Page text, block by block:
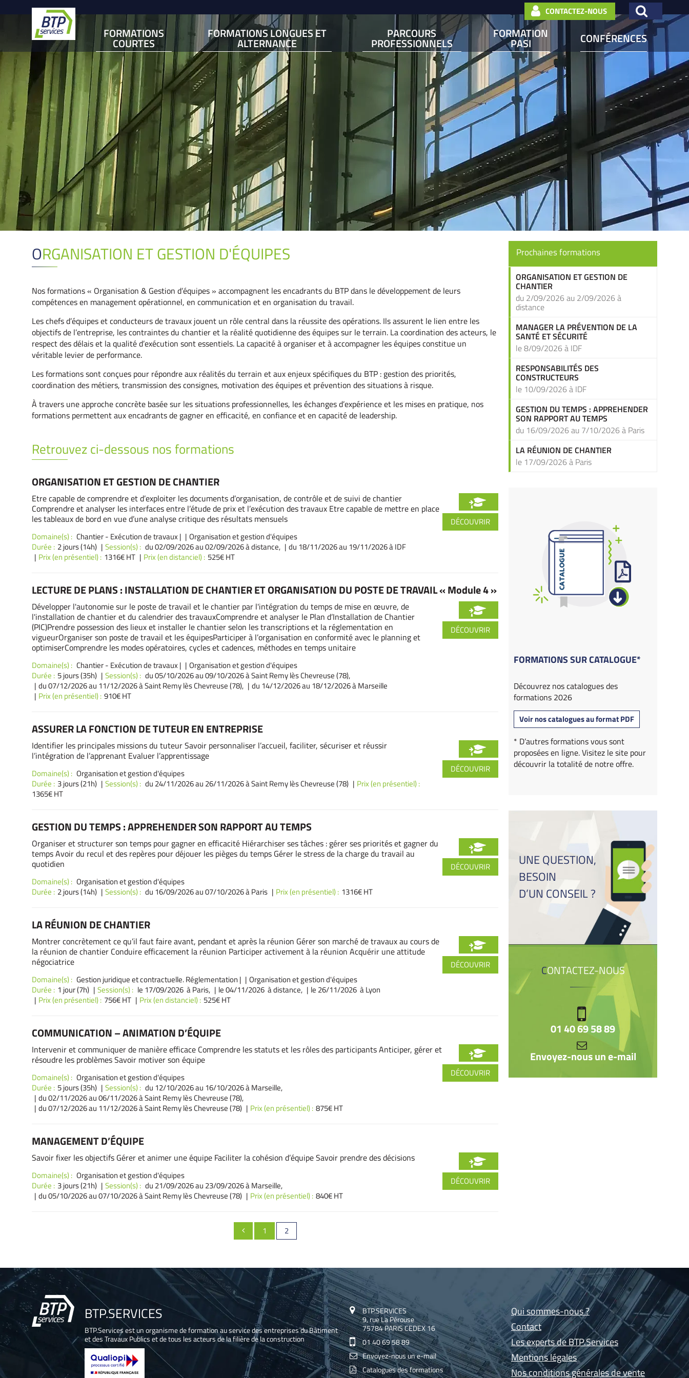
CONTACTEZ-NOUS
FORMATIONS
COURTES
FORMATIONS LONGUES ET
ALTERNANCE
PARCOURS
PROFESSIONNELS
FORMATION
PASI CONFÉRENCES
ORGANISATION ET GESTION D'ÉQUIPES
Nos formations « Organisation & Gestion d’équipes » accompagnent les encadrants du BTP dans le développement de leurs
compétences en management opérationnel, en communication et en organisation du travail.
Les chefs d’équipes et conducteurs de travaux jouent un rôle central dans la réussite des opérations. Ils assurent le lien entre les
objectifs de l’entreprise, les contraintes du chantier et la réalité quotidienne des équipes sur le terrain. La coordination des acteurs, le
respect des délais et la qualité d’exécution sont essentiels. La capacité à organiser et à accompagner les équipes constitue un
véritable levier de performance.
Les formations sont conçues pour répondre aux réalités du terrain et aux enjeux spécifiques du BTP : gestion des priorités,
coordination des métiers, transmission des consignes, motivation des équipes et prévention des situations à risque.
À travers une approche concrète basée sur les situations professionnelles, les échanges d’expérience et les mises en pratique, nos
formations permettent aux encadrants de gagner en efficacité, en confiance et en capacité de leadership.
Retrouvez ci-dessous nos formations
ORGANISATION ET GESTION DE CHANTIER
Etre capable de comprendre et d’exploiter les documents d’organisation, de contrôle et de suivi de chantier
Comprendre et analyser les interfaces entre l’étude de prix et l’exécution des travaux Etre capable de mettre en place
les tableaux de bord en vue d’une analyse critique des résultats mensuels
Domaine(s) : Chantier - Exécution de travaux|
Organisation et gestion d'équipes
Durée : 2 jours (14h) Session(s) : du 02/09/2026au 02/09/2026 à distance, du 18/11/2026au 19/11/2026 à IDF
Prix (en présentiel) : 1316€ HT Prix (en distanciel) : 525€ HT
DÉCOUVRIR
LECTURE DE PLANS : INSTALLATION DE CHANTIER ET ORGANISATION DU POSTE DE TRAVAIL « Module 4 »
Développer l'autonomie sur le poste de travail et le chantier par l'intégration du temps de mise en œuvre, de
l'installation de chantier et du calendrier des travauxComprendre et analyser le Plan d’Installation de Chantier
(PIC)Prendre possession des lieux et installer le chantier selon les transcriptions et la réglementation en
vigueurOrganiser son poste de travail et les équipesParticiper à l’organisation en conformité avec le planning et
optimiserComprendre les modes opératoires, cycles et cadences, méthodes en temps unitaire
Domaine(s) : Chantier - Exécution de travaux|
Organisation et gestion d'équipes
Durée : 5 jours (35h) Session(s) : du 05/10/2026au 09/10/2026 à Saint Remy lès Chevreuse (78),
du 07/12/2026au 11/12/2026 à Saint Remy lès Chevreuse (78), du 14/12/2026au 18/12/2026 à Marseille
Prix (en présentiel) : 910€ HT
DÉCOUVRIR
ASSURER LA FONCTION DE TUTEUR EN ENTREPRISE
Identifier les principales missions du tuteur Savoir personnaliser l’accueil, faciliter, sécuriser et réussir
l’intégration de l’apprenant Evaluer l’apprentissage
Domaine(s) : Organisation et gestion d'équipes
Durée : 3 jours (21h) Session(s) : du 24/11/2026au 26/11/2026 à Saint Remy lès Chevreuse (78)
Prix (en présentiel) :
1365€ HT
DÉCOUVRIR
GESTION DU TEMPS : APPREHENDER SON RAPPORT AU TEMPS
Organiser et structurer son temps pour gagner en efficacité Hiérarchiser ses tâches : gérer ses priorités et gagner du
temps Avoir du recul et des repères pour déjouer les pièges du temps Gérer le stress de la charge du travail au
quotidien
Domaine(s) : Organisation et gestion d'équipes
Durée : 2 jours (14h) Session(s) : du 16/09/2026au 07/10/2026 à Paris Prix (en présentiel) : 1316€ HT
DÉCOUVRIR
LA RÉUNION DE CHANTIER
Montrer concrètement ce qu’il faut faire avant, pendant et après la réunion Gérer son marché de travaux au cours de
la réunion de chantier Conduire efficacement la réunion Participer activement à la réunion Acquérir une attitude
négociatrice
Domaine(s) : Gestion juridique et contractuelle. Réglementation |
Organisation et gestion d'équipes
Durée : 1 jour (7h) Session(s) : le 17/09/2026 à Paris, le 04/11/2026 à distance,
le 26/11/2026 à Lyon
Prix (en présentiel) : 756€ HT Prix (en distanciel) : 525€ HT
DÉCOUVRIR
COMMUNICATION – ANIMATION D’ÉQUIPE
Intervenir et communiquer de manière efficace Comprendre les statuts et les rôles des participants Anticiper, gérer et
résoudre les problèmes Savoir motiver son équipe
Domaine(s) : Organisation et gestion d'équipes
Durée : 5 jours (35h) Session(s) : du 12/10/2026au 16/10/2026 à Marseille,
du 02/11/2026au 06/11/2026 à Saint Remy lès Chevreuse (78),
du 07/12/2026au 11/12/2026 à Saint Remy lès Chevreuse (78) Prix (en présentiel) : 875€ HT
DÉCOUVRIR
MANAGEMENT D’ÉQUIPE
Savoir fixer les objectifs Gérer et animer une équipe Faciliter la cohésion d’équipe Savoir prendre des décisions
Domaine(s) : Organisation et gestion d'équipes
Durée : 3 jours (21h) Session(s) : du 21/09/2026au 23/09/2026 à Marseille,
du 05/10/2026au 07/10/2026 à Saint Remy lès Chevreuse (78) Prix (en présentiel) : 840€ HT
DÉCOUVRIR
publications
 PAGE
1 Page
2
Prochaines formations
ORGANISATION ET GESTION DE
CHANTIER
du 2/09/2026 au 2/09/2026 à
distance
MANAGER LA PRÉVENTION DE LA
SANTÉ ET SÉCURITÉ
le 8/09/2026 à IDF
RESPONSABILITÉS DES
CONSTRUCTEURS
le 10/09/2026 à IDF
GESTION DU TEMPS : APPREHENDER
SON RAPPORT AU TEMPS
du 16/09/2026 au 7/10/2026 à Paris
LA RÉUNION DE CHANTIER
le 17/09/2026 à Paris
FORMATIONS SUR CATALOGUE*
Découvrez nos catalogues des
formations 2026
Voir nos catalogues au format PDF
* D’autres formations vous sont
proposées en ligne. Visitez le site pour
découvrir la totalité de notre offre.
UNE QUESTION,
BESOIN
D’UN CONSEIL ?
CONTACTEZ-NOUS
01 40 69 58 89
Envoyez-nous un e-mail
BTP.SERVICES
BTP.Services est un organisme de formation au service des entreprises du Bâtiment
et des Travaux Publics et de tous les acteurs de la filière de la construction
BTP.SERVICES
9, rue La Pérouse
75784 PARIS CEDEX 16
01 40 69 58 89
Envoyez-nous un e-mail
Catalogues des formations
Qui sommes-nous ?
Contact
Les experts de BTP.Services
Mentions légales
Nos conditions générales de vente